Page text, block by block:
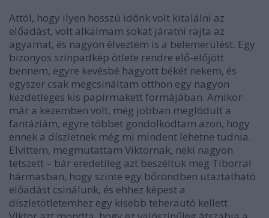
Attól, hogy ilyen hosszú időnk volt kitalálni az
előadást, volt alkalmam sokat járatni rajta az
agyamat, és nagyon élveztem is a belemerülést. Egy
bizonyos színpadkép ötlete rendre elő-előjött
bennem, egyre kevésbé hagyott békét nekem, és
egyszer csak megcsináltam otthon egy nagyon
kezdetleges kis papírmakett formájában. Amikor
már a kezemben volt, még jobban meglódult a
fantáziám, egyre többet gondolkodtam azon, hogy
ennek a díszletnek még mi mindent lehetne tudnia.
Elvittem, megmutattam Viktornak, neki nagyon
tetszett – bár eredetileg azt beszéltük meg Tiborral
hármasban, hogy szinte egy bőröndben utaztatható
előadást csinálunk, és ehhez képest a
díszletötletemhez egy kisebb teherautó kellett.